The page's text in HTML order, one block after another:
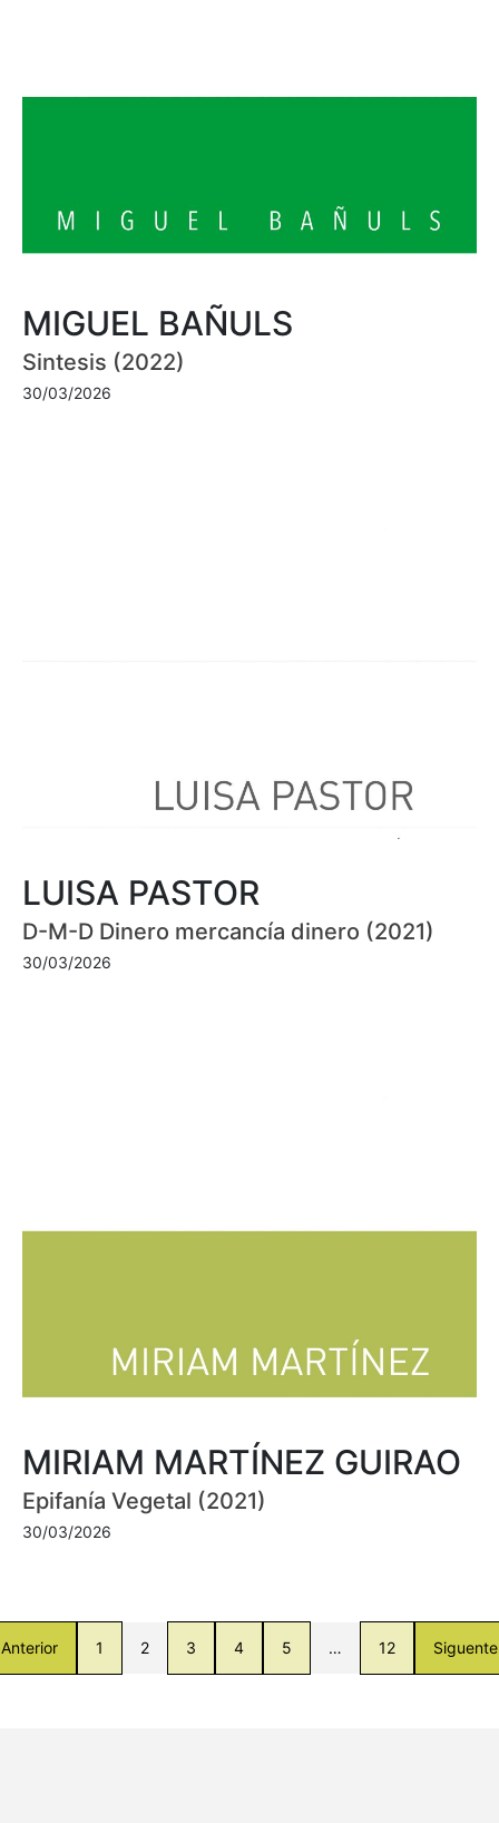
MIGUEL BAÑULS
Sintesis (2022)
30/03/2026
LUISA PASTOR
D-M-D Dinero mercancía dinero (2021)
30/03/2026
MIRIAM MARTÍNEZ GUIRAO
Epifanía Vegetal (2021)
30/03/2026
Anterior 1 2 3 4 5 … 12 Siguente